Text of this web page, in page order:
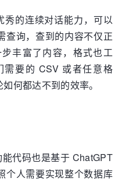
秀的连续对话能力，可以
查询，查到的内容不仅正
丰富了内容，格式也工
要的 CSV 或者任意格
何都达不到的效率。
代码也是基于 ChatGPT
个人需要实现整个数据库